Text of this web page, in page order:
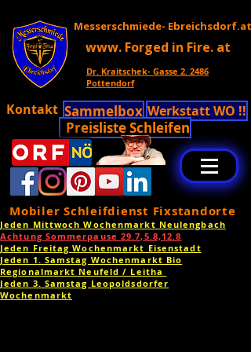
Messerschmiede- Ebreichsdorf.at
www. Forged in Fire. at
Dr. Kraitschek- Gasse 2. 2486
Pottendorf
Kontakt Sammelbox Werkstatt WO !!
Preisliste Schleifen
Mobiler Schleifdienst Fixstandorte
Jeden Mittwoch Wochenmarkt Neulengbach
Achtung Sommerpause 29.7,5.8,12.8
Jeden Freitag Wochenmarkt Eisenstadt
Jeden 1. Samstag Wochenmarkt Bio
Regionalmarkt Neufeld / Leitha
Jeden 3. Samstag Leopoldsdorfer
Wochenmarkt